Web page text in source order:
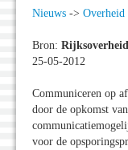
Nieuws -> Overheid
Bron: Rijksoverheid
25-05-2012
Communiceren op
door de opkomst
voor de